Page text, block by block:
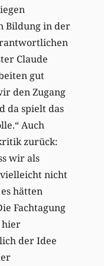
Bildung in der
Claude
gut
den Zugang
da spielt das
Auch
zurück:
wir als
nicht
hätten
Fachtagung
hier
der Idee